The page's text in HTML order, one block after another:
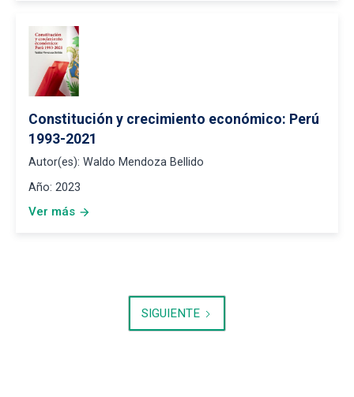
Constitución y crecimiento económico: Perú
1993-2021
Autor(es): Waldo Mendoza Bellido
Año: 2023
Ver más arrow_forward
SIGUIENTE